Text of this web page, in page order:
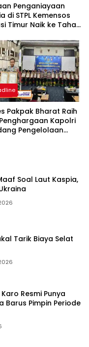
Penganiayaan
di STPL Kemensos
Timur Naik ke Tahap
Proses Transparan
Intervensi
Pakpak Bharat Raih
Kapolri
Pengelolaan
Soal Laut Kaspia,
Tarik Biaya Selat
Resmi Punya
Barus Pimpin Periode